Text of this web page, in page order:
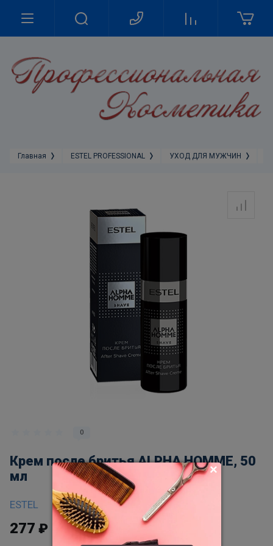
Главная ESTEL PROFESSIONAL УХОД ДЛЯ МУЖЧИН
0
Крем после бритья ALPHA HOMME, 50
мл
ESTEL
277 ₽